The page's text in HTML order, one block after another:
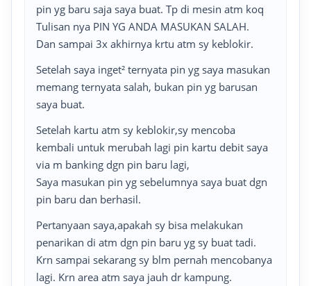
pin yg baru saja saya buat. Tp di mesin atm koq
Tulisan nya PIN YG ANDA MASUKAN SALAH.
Dan sampai 3x akhirnya krtu atm sy keblokir.
Setelah saya inget² ternyata pin yg saya masukan
memang ternyata salah, bukan pin yg barusan
saya buat.
Setelah kartu atm sy keblokir,sy mencoba
kembali untuk merubah lagi pin kartu debit saya
via m banking dgn pin baru lagi,
Saya masukan pin yg sebelumnya saya buat dgn
pin baru dan berhasil.
Pertanyaan saya,apakah sy bisa melakukan
penarikan di atm dgn pin baru yg sy buat tadi.
Krn sampai sekarang sy blm pernah mencobanya
lagi. Krn area atm saya jauh dr kampung.